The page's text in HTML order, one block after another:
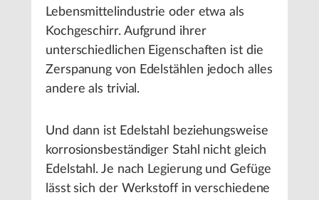
Lebensmittelindustrie oder etwa als
Kochgeschirr. Aufgrund ihrer
unterschiedlichen Eigenschaften ist die
Zerspanung von Edelstählen jedoch alles
andere als trivial.
Und dann ist Edelstahl beziehungsweise
korrosionsbeständiger Stahl nicht gleich
Edelstahl. Je nach Legierung und Gefüge
lässt sich der Werkstoff in verschiedene